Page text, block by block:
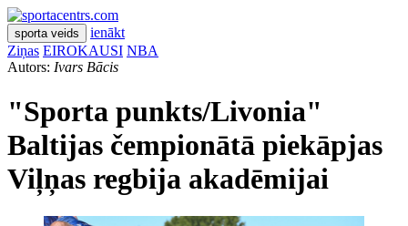
sporta veids
ienākt
Ziņas EIROKAUSI NBA
Autors: Ivars Bācis
"Sporta punkts/Livonia"
Baltijas čempionātā piekāpjas
Viļņas regbija akadēmijai